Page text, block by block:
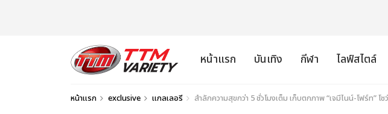
หน้าแรก บันเทิง กีฬา ไลฟ์สไตล์
หน้าแรก exclusive แกลเลอรี สำลักความสุขกว่า 5 ชั่วโมงเต็ม เก็บตกภาพ “เจมีไนน์-โฟร์ท”